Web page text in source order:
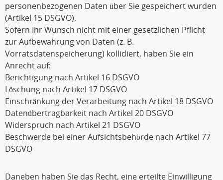
personenbezogenen Daten über Sie gespeichert wurden
(Artikel 15 DSGVO).
Sofern Ihr Wunsch nicht mit einer gesetzlichen Pflicht
zur Aufbewahrung von Daten (z. B.
Vorratsdatenspeicherung) kollidiert, haben Sie ein
Anrecht auf:
Berichtigung nach Artikel 16 DSGVO
Löschung nach Artikel 17 DSGVO
Einschränkung der Verarbeitung nach Artikel 18 DSGVO
Datenübertragbarkeit nach Artikel 20 DSGVO
Widerspruch nach Artikel 21 DSGVO
Beschwerde bei einer Aufsichtsbehörde nach Artikel 77
DSGVO
Daneben haben Sie das Recht, eine erteilte Einwilligung